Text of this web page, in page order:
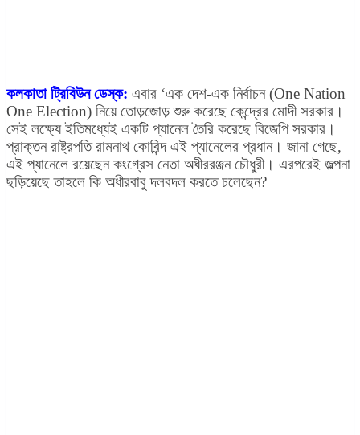
কলকাতা ট্রিবিউন ডেস্ক: এবার ‘এক দেশ-এক নির্বাচন (One Nation
One Election) নিয়ে তোড়জোড় শুরু করেছে কেন্দ্রের মোদী সরকার।
সেই লক্ষ্যে ইতিমধ্যেই একটি প্যানেল তৈরি করেছে বিজেপি সরকার।
প্রাক্তন রাষ্ট্রপতি রামনাথ কোবিন্দ এই প্যানেলের প্রধান। জানা গেছে,
এই প্যানেলে রয়েছেন কংগ্রেস নেতা অধীররঞ্জন চৌধুরী। এরপরেই জল্পনা
ছড়িয়েছে তাহলে কি অধীরবাবু দলবদল করতে চলেছেন?